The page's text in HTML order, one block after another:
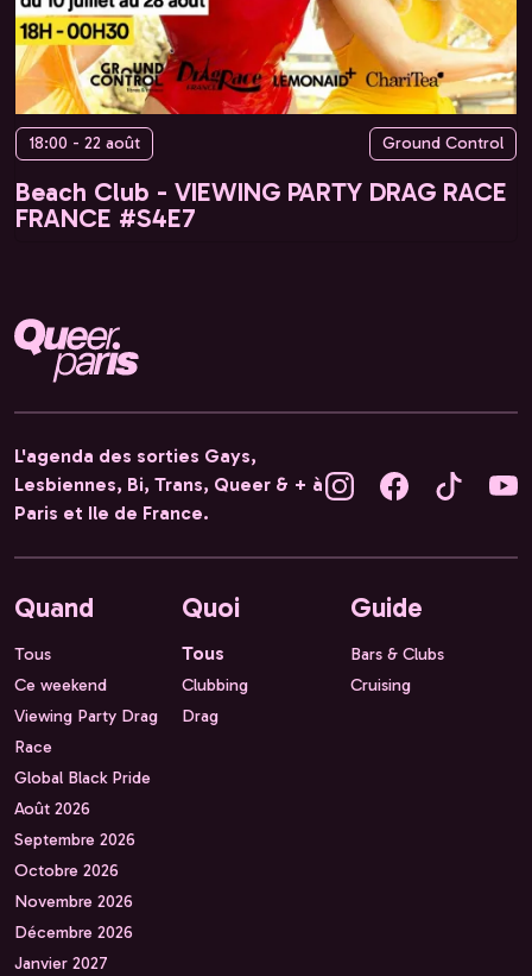
18:00 - 22 août Ground Control
Beach Club - VIEWING PARTY DRAG RACE
FRANCE #S4E7
L'agenda des sorties Gays,
Lesbiennes, Bi, Trans, Queer & + à
Paris et Ile de France.
Quand
Tous
Ce weekend
Viewing Party Drag
Race
Global Black Pride
Août 2026
Septembre 2026
Octobre 2026
Novembre 2026
Décembre 2026
Janvier 2027
Quoi
Tous
Clubbing
Drag
Guide
Bars & Clubs
Cruising